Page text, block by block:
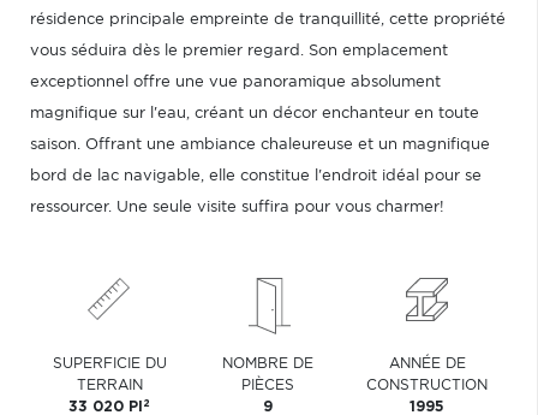
résidence principale empreinte de tranquillité, cette propriété
vous séduira dès le premier regard. Son emplacement
exceptionnel offre une vue panoramique absolument
magnifique sur l'eau, créant un décor enchanteur en toute
saison. Offrant une ambiance chaleureuse et un magnifique
bord de lac navigable, elle constitue l'endroit idéal pour se
ressourcer. Une seule visite suffira pour vous charmer!
SUPERFICIE DU
TERRAIN
33 020 PI 2
NOMBRE DE
PIÈCES
9
ANNÉE DE
CONSTRUCTION
1995